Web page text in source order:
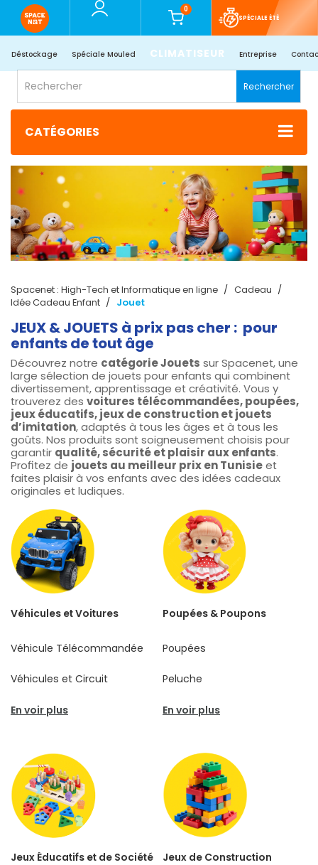
0
SPÉCIALE ÉTÉ
Déstockage Spéciale Mouled CLIMATISEUR Entreprise
Rechercher
CATÉGORIES
Spacenet : High-Tech et Informatique en ligne
Cadeau
Idée Cadeau Enfant
Jouet
JEUX & JOUETS à prix pas cher : pour
enfants de tout âge
Découvrez notre catégorie Jouets sur Spacenet, une
large sélection de jouets pour enfants qui combinent
divertissement, apprentissage et créativité. Vous y
trouverez des voitures télécommandées, poupées,
jeux éducatifs, jeux de construction et jouets
d’imitation, adaptés à tous les âges et à tous les
goûts. Nos produits sont soigneusement choisis pour
garantir qualité, sécurité et plaisir aux enfants.
Profitez de jouets au meilleur prix en Tunisieet
faites plaisir à vos enfants avec des idées cadeaux
originales et ludiques.
Véhicules et Voitures
Véhicule Télécommandée
Véhicules et Circuit
En voir plus
Poupées & Poupons
Poupées
Peluche
En voir plus
Jeux Éducatifs et de Société Jeux de Construction